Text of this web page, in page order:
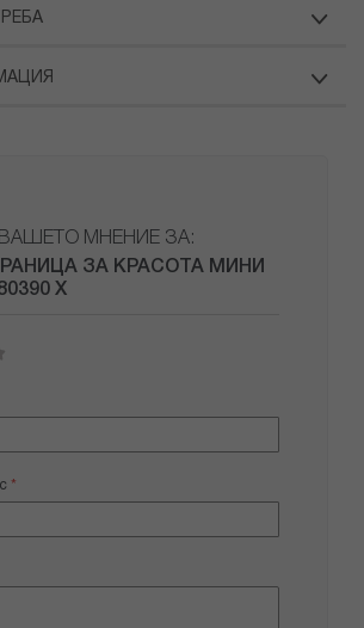
МНЕНИЕ ЗА:
ЗА КРАСОТА МИНИ
Х